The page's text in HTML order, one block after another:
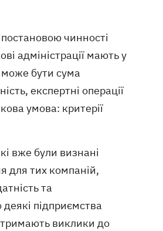
чинності
адміністрації мають у
може бути сума
експертні операції
умова: критерії
вже були визнані
для тих компаній,
та
підприємства
виклики до